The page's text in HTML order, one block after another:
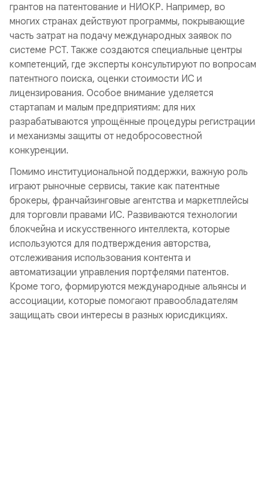
грантов на патентование и НИОКР. Например, во
многих странах действуют программы, покрывающие
часть затрат на подачу международных заявок по
системе PCT. Также создаются специальные центры
компетенций, где эксперты консультируют по вопросам
патентного поиска, оценки стоимости ИС и
лицензирования. Особое внимание уделяется
стартапам и малым предприятиям: для них
разрабатываются упрощённые процедуры регистрации
и механизмы защиты от недобросовестной
конкуренции.
Помимо институциональной поддержки, важную роль
играют рыночные сервисы, такие как патентные
брокеры, франчайзинговые агентства и маркетплейсы
для торговли правами ИС. Развиваются технологии
блокчейна и искусственного интеллекта, которые
используются для подтверждения авторства,
отслеживания использования контента и
автоматизации управления портфелями патентов.
Кроме того, формируются международные альянсы и
ассоциации, которые помогают правообладателям
защищать свои интересы в разных юрисдикциях.